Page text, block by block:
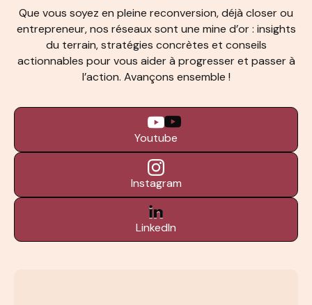
Que vous soyez en pleine reconversion, déjà closer ou
entrepreneur, nos réseaux sont une mine d’or : insights
du terrain, stratégies concrètes et conseils
actionnables pour vous aider à progresser et passer à
l’action. Avançons ensemble !
Youtube
Instagram
LinkedIn